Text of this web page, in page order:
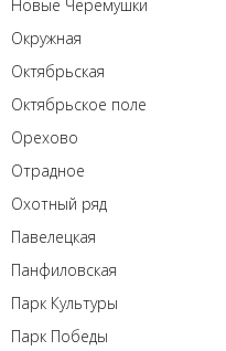
Новые Черемушки
Окружная
Октябрьская
Октябрьское поле
Орехово
Отрадное
Охотный ряд
Павелецкая
Панфиловская
Парк Культуры
Парк Победы